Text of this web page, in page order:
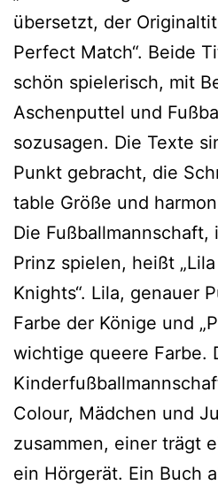
über­setzt, der
Perfect Match“. Beide
schön spie­le­risch, mit
Aschenputtel und
sozu­sa­gen. Die Texte
Punkt gebracht, die
ta­ble Größe und
Die
Prinz spie­len, heißt
Knights“. Lila, genau­er
Farbe der Könige und
wich­ti­ge que­e­re Farbe.
Colour, Mädchen und
zusam­men, einer trägt
ein Hörgerät. Ein Buch